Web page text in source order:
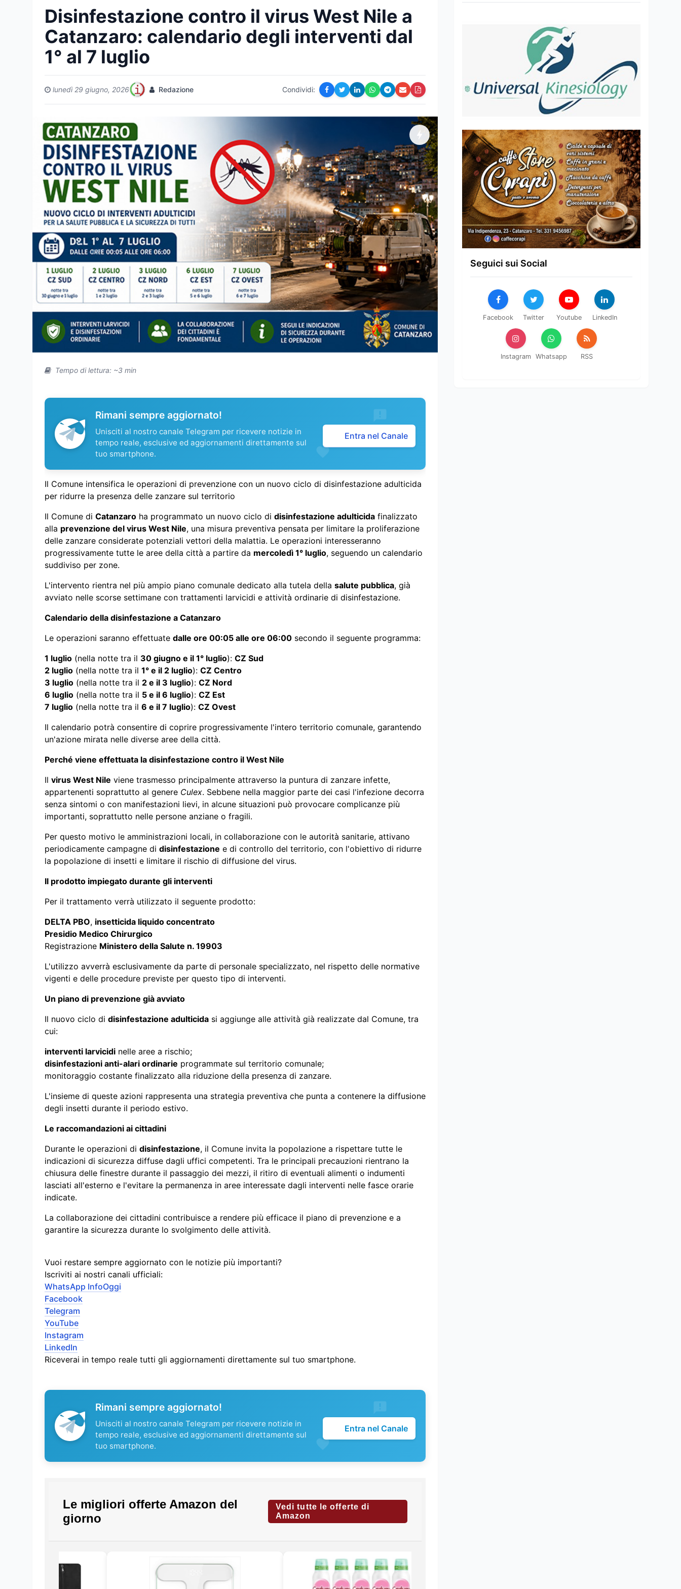
Disinfestazione contro il virus West Nile a
Catanzaro: calendario degli interventi dal
1° al 7 luglio
lunedì 29 giugno, 2026 Redazione Condividi:
Tempo di lettura: ~3 min
Rimani sempre aggiornato!
Unisciti al nostro canale Telegram per ricevere notizie in
tempo reale, esclusive ed aggiornamenti direttamente sul
tuo smartphone.
Entra nel Canale
Il Comune intensifica le operazioni di prevenzione con un nuovo ciclo di disinfestazione adulticida
per ridurre la presenza delle zanzare sul territorio
Il Comune di Catanzaro ha programmato un nuovo ciclo di disinfestazione adulticida finalizzato
alla prevenzione del virus West Nile, una misura preventiva pensata per limitare la proliferazione
delle zanzare considerate potenziali vettori della malattia. Le operazioni interesseranno
progressivamente tutte le aree della città a partire da mercoledì 1° luglio, seguendo un calendario
suddiviso per zone.
L'intervento rientra nel più ampio piano comunale dedicato alla tutela della salute pubblica, già
avviato nelle scorse settimane con trattamenti larvicidi e attività ordinarie di disinfestazione.
Calendario della disinfestazione a Catanzaro
Le operazioni saranno effettuate dalle ore 00:05 alle ore 06:00 secondo il seguente programma:
1 luglio (nella notte tra il 30 giugno e il 1° luglio): CZ Sud
2 luglio (nella notte tra il 1° e il 2 luglio): CZ Centro
3 luglio (nella notte tra il 2 e il 3 luglio): CZ Nord
6 luglio (nella notte tra il 5 e il 6 luglio): CZ Est
7 luglio (nella notte tra il 6 e il 7 luglio): CZ Ovest
Il calendario potrà consentire di coprire progressivamente l'intero territorio comunale, garantendo
un'azione mirata nelle diverse aree della città.
Perché viene effettuata la disinfestazione contro il West Nile
Il virus West Nile viene trasmesso principalmente attraverso la puntura di zanzare infette,
appartenenti soprattutto al genere Culex. Sebbene nella maggior parte dei casi l'infezione decorra
senza sintomi o con manifestazioni lievi, in alcune situazioni può provocare complicanze più
importanti, soprattutto nelle persone anziane o fragili.
Per questo motivo le amministrazioni locali, in collaborazione con le autorità sanitarie, attivano
periodicamente campagne di disinfestazione e di controllo del territorio, con l'obiettivo di ridurre
la popolazione di insetti e limitare il rischio di diffusione del virus.
Il prodotto impiegato durante gli interventi
Per il trattamento verrà utilizzato il seguente prodotto:
DELTA PBO, insetticida liquido concentrato
Presidio Medico Chirurgico
Registrazione Ministero della Salute n. 19903
L'utilizzo avverrà esclusivamente da parte di personale specializzato, nel rispetto delle normative
vigenti e delle procedure previste per questo tipo di interventi.
Un piano di prevenzione già avviato
Il nuovo ciclo di disinfestazione adulticida si aggiunge alle attività già realizzate dal Comune, tra
cui:
interventi larvicidi nelle aree a rischio;
disinfestazioni anti-alari ordinarie programmate sul territorio comunale;
monitoraggio costante finalizzato alla riduzione della presenza di zanzare.
L'insieme di queste azioni rappresenta una strategia preventiva che punta a contenere la diffusione
degli insetti durante il periodo estivo.
Le raccomandazioni ai cittadini
Durante le operazioni di disinfestazione, il Comune invita la popolazione a rispettare tutte le
indicazioni di sicurezza diffuse dagli uffici competenti. Tra le principali precauzioni rientrano la
chiusura delle finestre durante il passaggio dei mezzi, il ritiro di eventuali alimenti o indumenti
lasciati all'esterno e l'evitare la permanenza in aree interessate dagli interventi nelle fasce orarie
indicate.
La collaborazione dei cittadini contribuisce a rendere più efficace il piano di prevenzione e a
garantire la sicurezza durante lo svolgimento delle attività.
Vuoi restare sempre aggiornato con le notizie più importanti?
Iscriviti ai nostri canali ufficiali:
WhatsApp InfoOggi
Facebook
Telegram
YouTube
Instagram
LinkedIn
Riceverai in tempo reale tutti gli aggiornamenti direttamente sul tuo smartphone.
Rimani sempre aggiornato!
Unisciti al nostro canale Telegram per ricevere notizie in
tempo reale, esclusive ed aggiornamenti direttamente sul
tuo smartphone.
Entra nel Canale
Seguici sui Social
Facebook Twitter Youtube LinkedIn
Instagram Whatsapp RSS